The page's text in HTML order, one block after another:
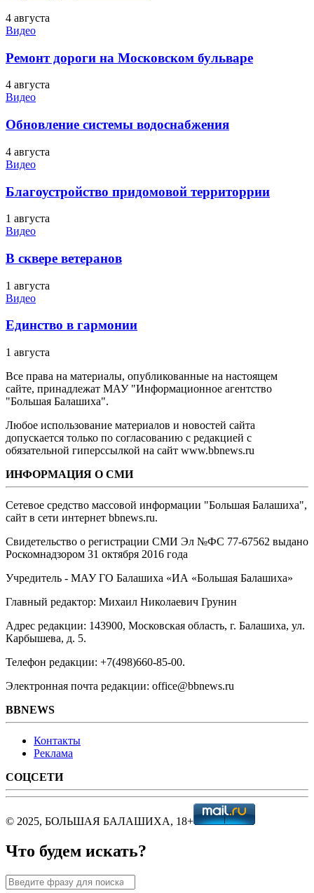
4 августа
Видео
Ремонт дороги на Московском бульваре
4 августа
Видео
Обновление системы водоснабжения
4 августа
Видео
Благоустройство придомовой территоррии
1 августа
Видео
В сквере ветеранов
1 августа
Видео
Единство в гармонии
1 августа
Все права на материалы, опубликованные на настоящем
сайте, принадлежат МАУ "Информационное агентство
"Большая Балашиха".
Любое использование материалов и новостей сайта
допускается только по согласованию с редакцией с
обязательной гиперссылкой на сайт www.bbnews.ru
ИНФОРМАЦИЯ О СМИ
Сетевое средство массовой информации "Большая Балашиха",
сайт в сети интернет bbnews.ru.
Свидетельство о регистрации СМИ Эл №ФС ‎77-67562 выдано
Роскомнадзором 31 октября 2016 года
Учредитель - МАУ ГО Балашиха «ИА «Большая Балашиха»
Главный редактор: Михаил Николаевич Грунин
Адрес редакции: 143900, Московская область, г. Балашиха, ул.
Карбышева, д. 5.
Телефон редакции: +7(498)660-85-00.
Электронная почта редакции: office@bbnews.ru
BBNEWS
Контакты
Реклама
СОЦСЕТИ
© 2025, БОЛЬШАЯ БАЛАШИХА, 18+
Что будем искать?